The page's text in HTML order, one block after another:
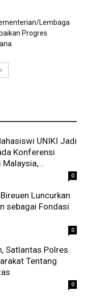
Lembaga
Progres
UNIKI Jadi
Konferensi
0
Luncurkan
sebagai Fondasi
0
Satlantas Polres
Tentang
0